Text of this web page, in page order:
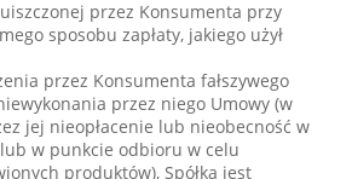
przez Konsumenta przy
sposobu zapłaty, jakiego użył
przez Konsumenta fałszywego
przez niego Umowy (w
jej nieopłacenie lub nieobecność w
w punkcie odbioru w celu
produktów), Spółka jest